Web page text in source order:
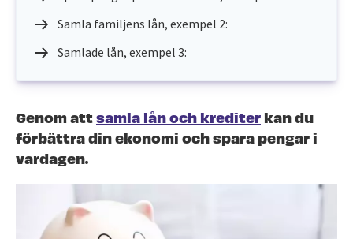
Samla familjens lån, exempel 2:
Samlade lån, exempel 3:
Genom attsamla lån och krediter kan du
förbättra din ekonomi och spara pengar i
vardagen.